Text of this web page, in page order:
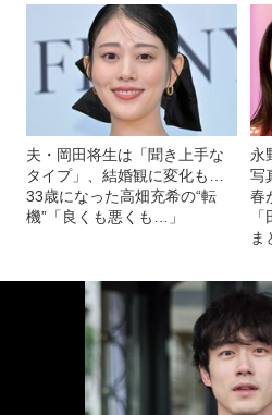
夫・岡田将生は「聞き上手な
タイプ」、結婚観に変化も…
33歳になった高畑充希の“転
機”「良くも悪くも…」
永
写
春
ま